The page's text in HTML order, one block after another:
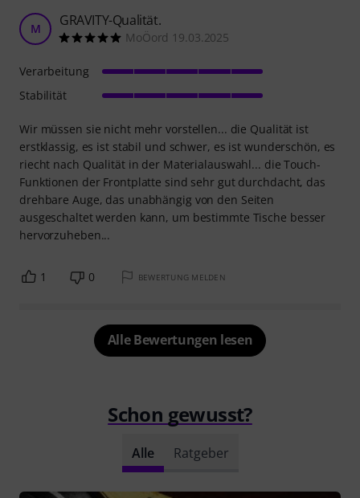
M GRAVITY-Qualität.
MoÖord 19.03.2025
Wir müssen sie nicht mehr vorstellen... die Qualität ist
erstklassig, es ist stabil und schwer, es ist wunderschön, es
riecht nach Qualität in der Materialauswahl... die Touch-
Funktionen der Frontplatte sind sehr gut durchdacht, das
drehbare Auge, das unabhängig von den Seiten
ausgeschaltet werden kann, um bestimmte Tische besser
hervorzuheben...
Verarbeitung
Stabilität
1 0 BEWERTUNG MELDEN
Alle Bewertungen lesen
Schon gewusst?
Alle Ratgeber